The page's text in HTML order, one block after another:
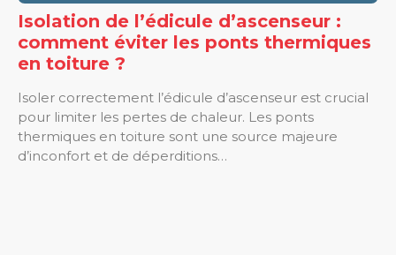
Isolation de l’édicule d’ascenseur :
comment éviter les ponts thermiques
en toiture ?
Isoler correctement l’édicule d’ascenseur est crucial
pour limiter les pertes de chaleur. Les ponts
thermiques en toiture sont une source majeure
d’inconfort et de déperditions…